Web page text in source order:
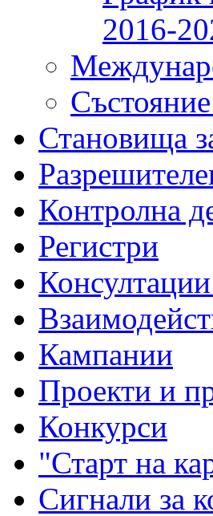
2016-
Становища
Контролна
Регистри
Кампании
Проекти и
Конкурси
"Старт на
Сигнали за